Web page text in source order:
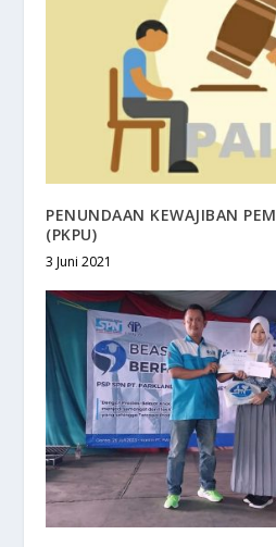
PENUNDAAN KEWAJIBAN
(PKPU)
3 Juni 2021